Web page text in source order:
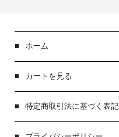
■ ホーム
■ カートを見る
■ 特定商取引法に基づく表記